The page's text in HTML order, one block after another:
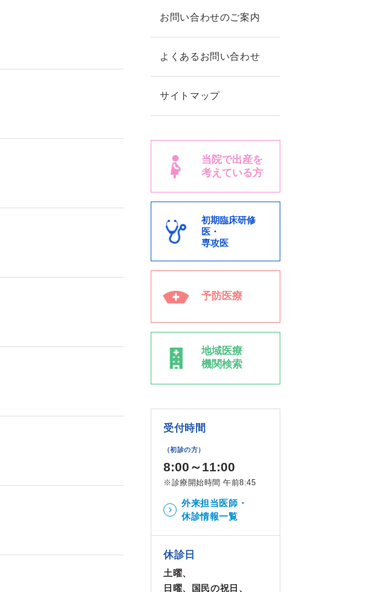
お問い合わせのご案内
よくあるお問い合わせ
サイトマップ
当院で出産を
考えている方
初期臨床研修
医・
専攻医
予防医療
地域医療
機関検索
受付時間
（初診の方）
8:00～11:00
※診療開始時間 午前8:45
外来担当医師・
休診情報一覧
休診日
土曜、
日曜、国民の祝日、